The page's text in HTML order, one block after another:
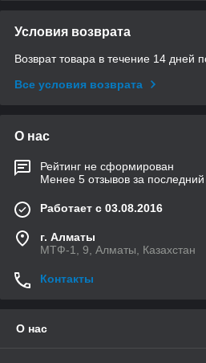
Условия возврата
Возврат товара в течение 14 дней
Все условия возврата
О нас
Рейтинг не сформирован
Менее 5 отзывов за последний
Работает с 03.08.2016
г. Алматы
МТФ-1, 9, Алматы, Казахстан
Контакты
О нас